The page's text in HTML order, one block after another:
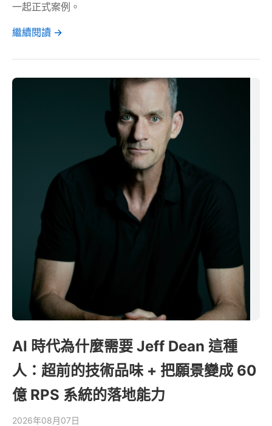
一起正式案例。
繼續閱讀 →
AI 時代為什麼需要 Jeff Dean 這種
人：超前的技術品味 + 把願景變成 60
億 RPS 系統的落地能力
2026年08月07日